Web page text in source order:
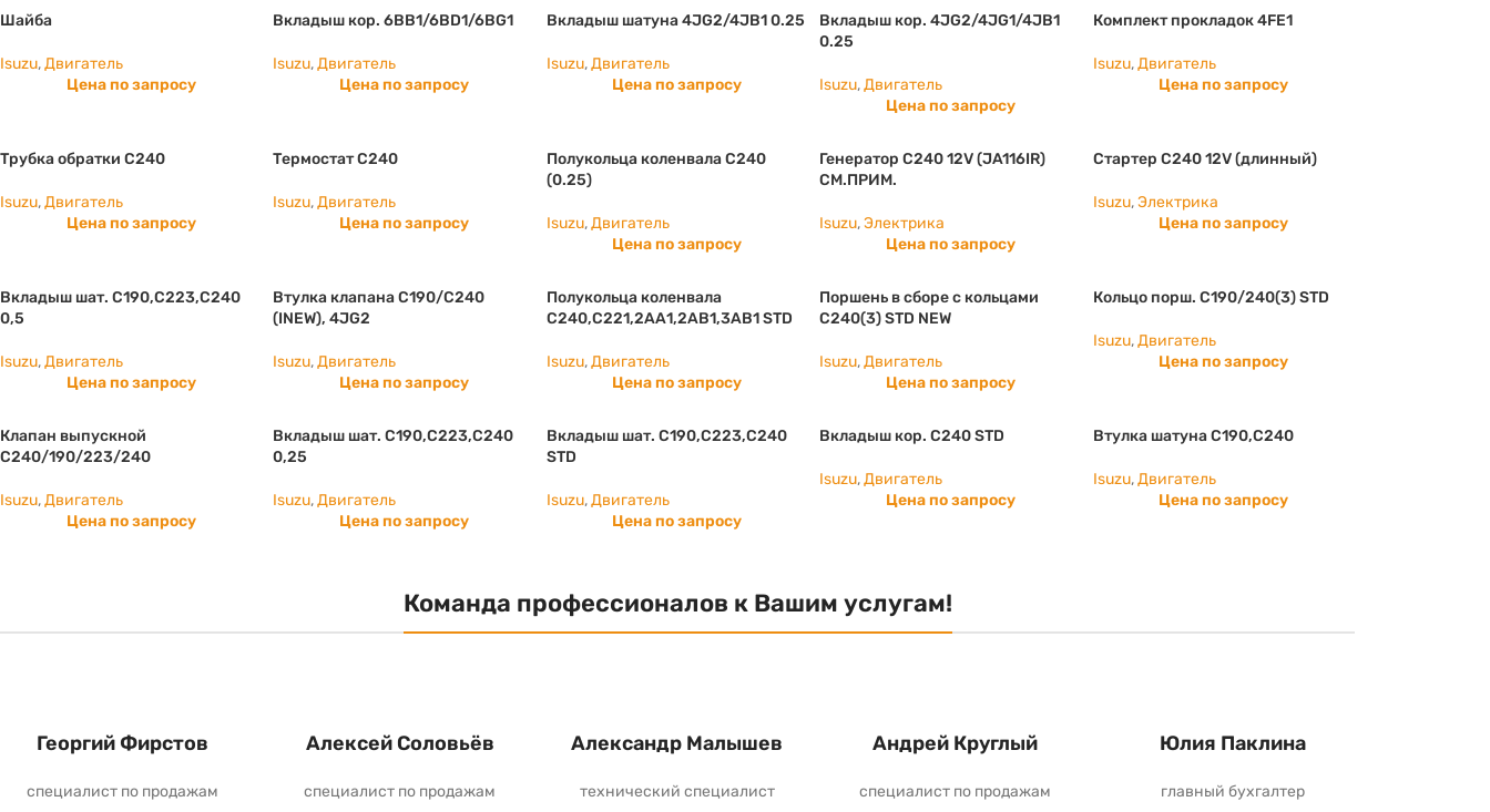
Шайба
Isuzu,Двигатель
Цена по запросу
Вкладыш кор. 6BB1/6BD1/6BG1
Isuzu,Двигатель
Цена по запросу
Вкладыш шатуна 4JG2/4JB1 0.25
Isuzu,Двигатель
Цена по запросу
Вкладыш кор. 4JG2/4JG1/4JB1
0.25
Isuzu,Двигатель
Цена по запросу
Комплект прокладок 4FE1
Isuzu, Двигатель
Цена по запросу
Трубка обратки С240
Isuzu,Двигатель
Цена по запросу
Термостат С240
Isuzu,Двигатель
Цена по запросу
Полукольца коленвала С240
(0.25)
Isuzu,Двигатель
Цена по запросу
Генератор С240 12V (JA116IR)
СМ.ПРИМ.
Isuzu,Электрика
Цена по запросу
Стартер С240 12V (длинный)
Isuzu, Электрика
Цена по запросу
Вкладыш шат. С190,С223,С240
0,5
Isuzu,Двигатель
Цена по запросу
Втулка клапана С190/C240
(INEW), 4JG2
Isuzu,Двигатель
Цена по запросу
Полукольца коленвала
С240,С221,2АА1,2АВ1,3АВ1 STD
Isuzu,Двигатель
Цена по запросу
Поршень в сборе с кольцами
C240(3) STD NEW
Isuzu,Двигатель
Цена по запросу
Кольцо порш. С190/240(3) STD
Isuzu, Двигатель
Цена по запросу
Клапан выпускной
С240/190/223/240
Isuzu,Двигатель
Цена по запросу
Вкладыш шат. C190,C223,C240
0,25
Isuzu,Двигатель
Цена по запросу
Вкладыш шат. C190,C223,C240
STD
Isuzu,Двигатель
Цена по запросу
Вкладыш кор. C240 STD
Isuzu,Двигатель
Цена по запросу
Втулка шатуна C190,C240
Isuzu, Двигатель
Цена по запросу
Команда профессионалов к Вашим услугам!
Георгий Фирстов
специалист по продажам
Алексей Соловьёв
специалист по продажам
Александр Малышев
технический специалист
Андрей Круглый
специалист по продажам
Юлия Паклина
главный бухгалтер